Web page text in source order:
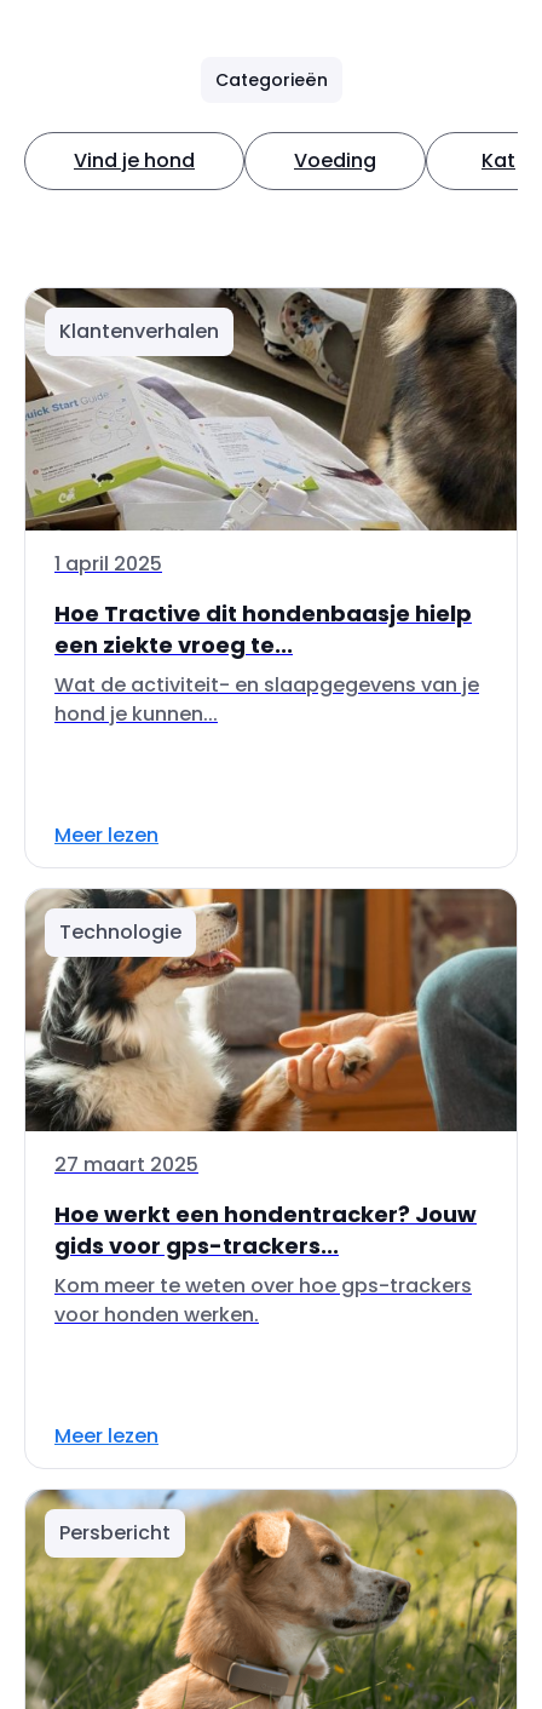
Categorieën
Vind je hond Voeding Kat
Klantenverhalen
1 april 2025
Hoe Tractive dit hondenbaasje hielp
een ziekte vroeg te...
Wat de activiteit- en slaapgegevens van je
hond je kunnen...
Meer lezen
Technologie
27 maart 2025
Hoe werkt een hondentracker? Jouw
gids voor gps-trackers...
Kom meer te weten over hoe gps-trackers
voor honden werken.
Meer lezen
Persbericht